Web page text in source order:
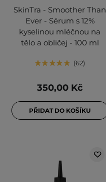
SkinTra - Smoother Than
Ever - Sérum s 12%
kyselinou mléčnou na
tělo a obličej - 100 ml
62
350,00 Kč
PŘIDAT DO KOŠÍKU